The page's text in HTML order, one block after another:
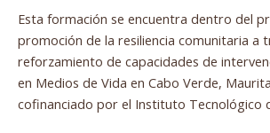
Esta formación se encuentra dentro del
promoción de la resiliencia comunitaria a
reforzamiento de capacidades de
en Medios de Vida en Cabo Verde,
cofinanciado por el Instituto Tecnológico